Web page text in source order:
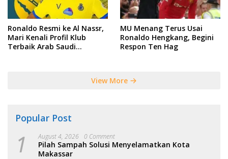
Ronaldo Resmi ke Al Nassr,
Mari Kenali Profil Klub
Terbaik Arab Saudi
MU Menang Terus Usai
Ronaldo Hengkang, Begini
Respon Ten Hag
View More
Popular Post
1 August 4, 2026 0 Comment
Pilah Sampah Solusi Menyelamatkan Kota
Makassar